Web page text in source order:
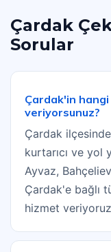
Çardak
Sorular
Çardak'in
veriyorsunuz?
Çardak
kurtarıcı ve yol
Ayvaz,
Çardak'e bağlı
hizmet